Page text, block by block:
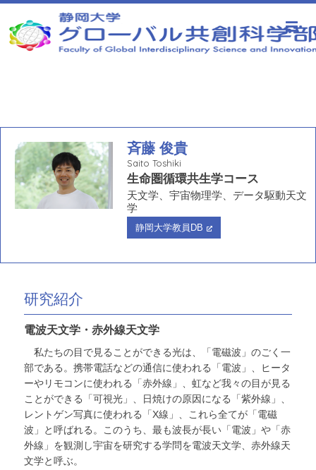
斉藤 俊貴
Saito Toshiki
生命圏循環共生学コース
天文学、宇宙物理学、データ駆動天文
学
静岡大学教員DB
研究紹介
電波天文学・赤外線天文学
私たちの目で見ることができる光は、「電磁波」のごく一
部である。携帯電話などの通信に使われる「電波」、ヒータ
ーやリモコンに使われる「赤外線」、虹など我々の目が見る
ことができる「可視光」、日焼けの原因になる「紫外線」、
レントゲン写真に使われる「X線」、これら全てが「電磁
波」と呼ばれる。このうち、最も波長が長い「電波」や「赤
外線」を観測し宇宙を研究する学問を電波天文学、赤外線天
文学と呼ぶ。